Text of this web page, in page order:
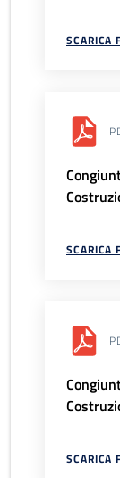
SCARICA
SCARICA
SCARICA